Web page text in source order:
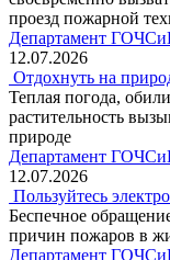
проезд пожарной
Департамент
12.07.2026
Отдохнуть на
Теплая погода,
растительность
природе
Департамент
12.07.2026
Пользуйтесь
Беспечное
причин пожаров в
Департамент